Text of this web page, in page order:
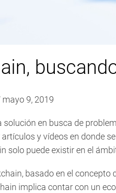
mayo 9, 2019
solución en busca de
y vídeos en donde
solo puede existir en el
basado en el
implica contar con un